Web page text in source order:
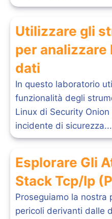
Utilizzare gli
per analizzare
dati
In questo laboratorio
funzionalità degli
Linux di Security
incidente di sicurezza...
Esplorare Gli
Stack Tcp/Ip
Proseguiamo la nostra
pericoli derivanti dalle